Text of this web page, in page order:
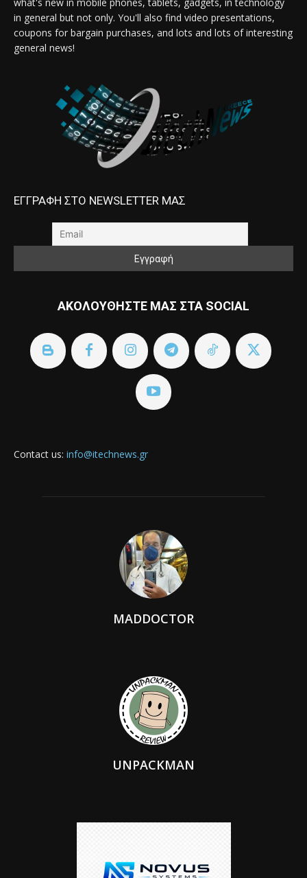
in general but not only. You'll also find video presentations,
coupons for bargain purchases, and lots and lots of interesting
general news!
ΕΓΓΡΑΦΗ ΣΤΟ NEWSLETTER ΜΑΣ
ΑΚΟΛΟΥΘΗΣΤΕ ΜΑΣ ΣΤΑ SOCIAL
Contact us: info@itechnews.gr
MADDOCTOR
UNPACKMAN